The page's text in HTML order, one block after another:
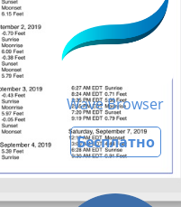
Wave Browser
Бесплатно